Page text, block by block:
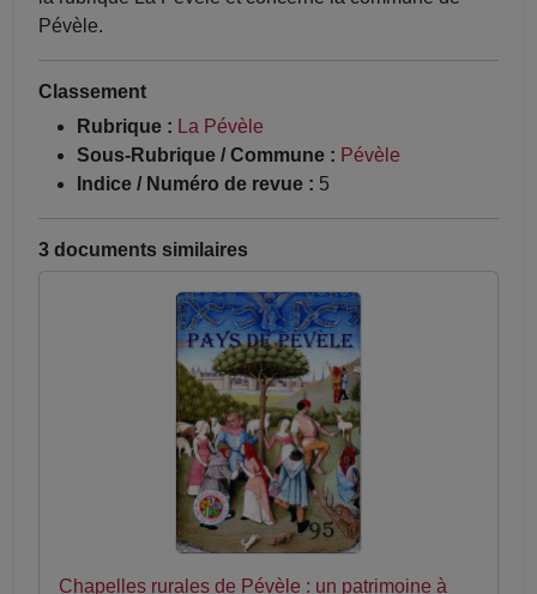
Pévèle.
Classement
Rubrique : La Pévèle
Sous-Rubrique / Commune : Pévèle
Indice / Numéro de revue : 5
3 documents similaires
Chapelles rurales de Pévèle : un patrimoine à